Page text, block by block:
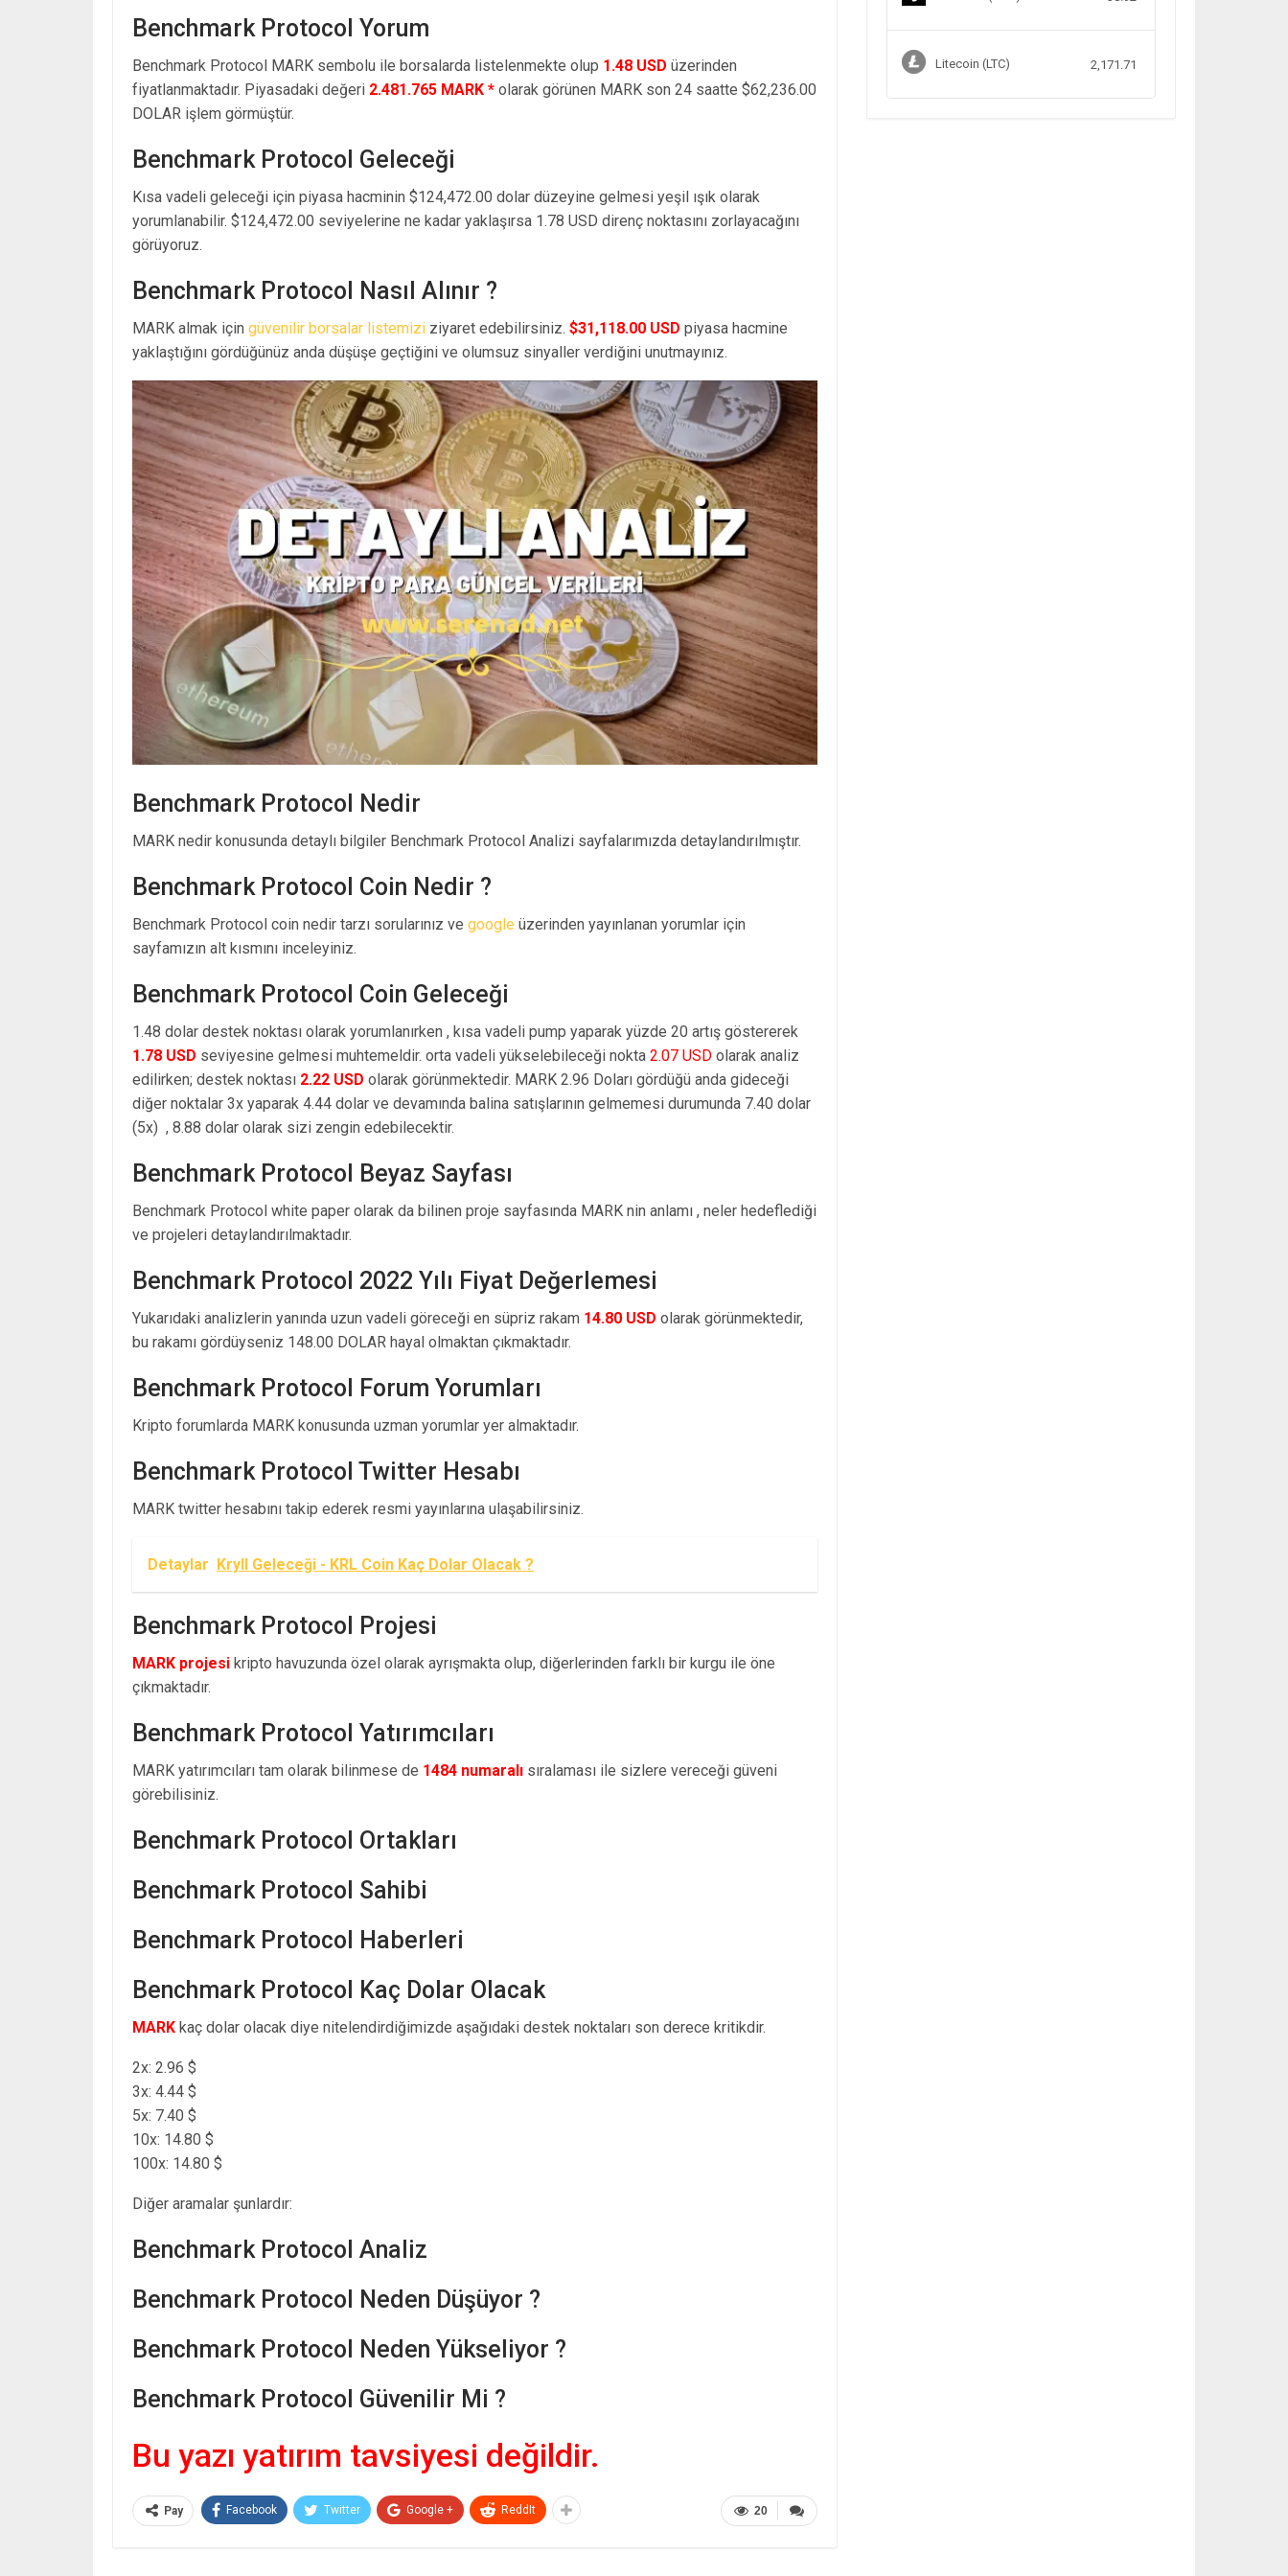
Benchmark Protocol Yorum
Benchmark Protocol MARK sembolu ile borsalarda listelenmekte olup 1.48 USD üzerinden
fiyatlanmaktadır. Piyasadaki değeri 2.481.765 MARK * olarak görünen MARK son 24 saatte $62,236.00
DOLAR işlem görmüştür.
Benchmark Protocol Geleceği
Kısa vadeli geleceği için piyasa hacminin $124,472.00 dolar düzeyine gelmesi yeşil ışık olarak
yorumlanabilir. $124,472.00 seviyelerine ne kadar yaklaşırsa 1.78 USD direnç noktasını zorlayacağını
görüyoruz.
Benchmark Protocol Nasıl Alınır ?
MARK almak için güvenilir borsalar listemizi ziyaret edebilirsiniz. $31,118.00 USD piyasa hacmine
yaklaştığını gördüğünüz anda düşüşe geçtiğini ve olumsuz sinyaller verdiğini unutmayınız.
Benchmark Protocol Nedir
MARK nedir konusunda detaylı bilgiler Benchmark Protocol Analizi sayfalarımızda detaylandırılmıştır.
Benchmark Protocol Coin Nedir ?
Benchmark Protocol coin nedir tarzı sorularınız ve google üzerinden yayınlanan yorumlar için
sayfamızın alt kısmını inceleyiniz.
Benchmark Protocol Coin Geleceği
1.48 dolar destek noktası olarak yorumlanırken , kısa vadeli pump yaparak yüzde 20 artış göstererek
1.78 USD seviyesine gelmesi muhtemeldir. orta vadeli yükselebileceği nokta 2.07 USD olarak analiz
edilirken; destek noktası 2.22 USD olarak görünmektedir. MARK 2.96 Doları gördüğü anda gideceği
diğer noktalar 3x yaparak 4.44 dolar ve devamında balina satışlarının gelmemesi durumunda 7.40 dolar
(5x) , 8.88 dolar olarak sizi zengin edebilecektir.
Benchmark Protocol Beyaz Sayfası
Benchmark Protocol white paper olarak da bilinen proje sayfasında MARK nin anlamı , neler hedeflediği
ve projeleri detaylandırılmaktadır.
Benchmark Protocol 2022 Yılı Fiyat Değerlemesi
Yukarıdaki analizlerin yanında uzun vadeli göreceği en süpriz rakam 14.80 USD olarak görünmektedir,
bu rakamı gördüyseniz 148.00 DOLAR hayal olmaktan çıkmaktadır.
Benchmark Protocol Forum Yorumları
Kripto forumlarda MARK konusunda uzman yorumlar yer almaktadır.
Benchmark Protocol Twitter Hesabı
MARK twitter hesabını takip ederek resmi yayınlarına ulaşabilirsiniz.
Detaylar Kryll Geleceği - KRL Coin Kaç Dolar Olacak ?
Benchmark Protocol Projesi
MARK projesi kripto havuzunda özel olarak ayrışmakta olup, diğerlerinden farklı bir kurgu ile öne
çıkmaktadır.
Benchmark Protocol Yatırımcıları
MARK yatırımcıları tam olarak bilinmese de 1484 numaralı sıralaması ile sizlere vereceği güveni
görebilisiniz.
Benchmark Protocol Ortakları
Benchmark Protocol Sahibi
Benchmark Protocol Haberleri
Benchmark Protocol Kaç Dolar Olacak
MARK kaç dolar olacak diye nitelendirdiğimizde aşağıdaki destek noktaları son derece kritikdir.
2x: 2.96 $
3x: 4.44 $
5x: 7.40 $
10x: 14.80 $
100x: 14.80 $
Diğer aramalar şunlardır:
Benchmark Protocol Analiz
Benchmark Protocol Neden Düşüyor ?
Benchmark Protocol Neden Yükseliyor ?
Benchmark Protocol Güvenilir Mi ?
Bu yazı yatırım tavsiyesi değildir.
20
Pay Facebook Twitter Google + ReddIt
Litecoin (LTC) 2,171.71